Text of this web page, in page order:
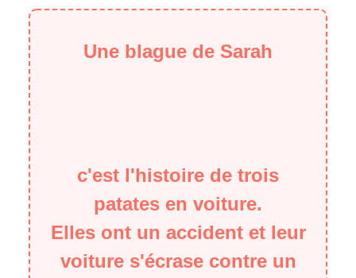
Une blague de Sarah
c'est l'histoire de trois
patates en voiture.
Elles ont un accident et leur
voiture s'écrase contre un